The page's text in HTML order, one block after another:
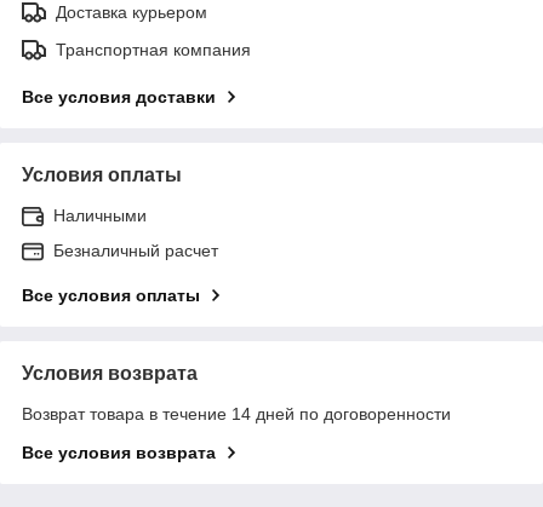
Доставка курьером
Транспортная компания
Все условия доставки
Условия оплаты
Наличными
Безналичный расчет
Все условия оплаты
Условия возврата
Возврат товара в течение 14 дней по договоренности
Все условия возврата